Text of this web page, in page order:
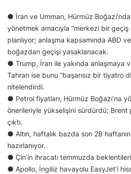
● İran ve Umman, Hürmüz
yönetmek amacıyla “merkezi bir geçiş
planlıyor; anlaşma kapsamında ABD
boğazdan geçişi yasaklanacak.
● Trump, İran ile yakında anlaşmaya
Tahran ise bunu “başarısız bir tiyatro
nitelendirdi.
● Petrol fiyatları, Hürmüz Boğazı’na
önerileriyle yükselişini sürdürdü; Brent
çıktı.
● Altın, haftalık bazda son 28
hazırlanıyor.
● Çin’in ihracatı temmuzda beklentileri
● Apollo, İngiliz havayolu EasyJet’i